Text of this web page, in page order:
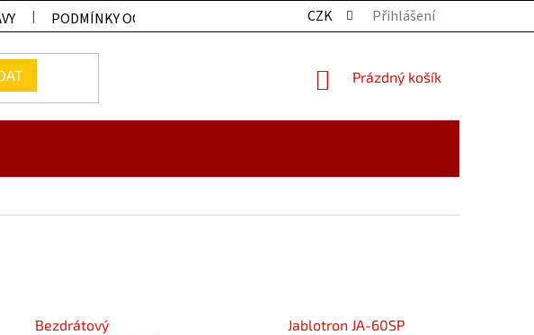
PODMÍNKY OCHRANY OSOBNÍCH ÚDAJŮ KONTAKTY
CZK Přihlášení
NÁKUPNÍ
Prázdný košík
Bezdrátový
Jablotron JA-60SP